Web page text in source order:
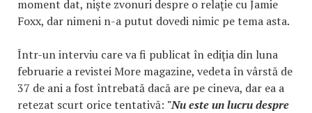
moment dat, nişte zvonuri despre o relaţie cu Jamie
Foxx, dar nimeni n-a putut dovedi nimic pe tema asta.
Într-un interviu care va fi publicat în ediţia din luna
februarie a revistei More magazine, vedeta în vârstă de
37 de ani a fost întrebată dacă are pe cineva, dar ea a
retezat scurt orice tentativă: "Nu este un lucru despre